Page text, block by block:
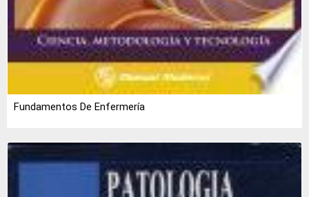
Fundamentos De Enfermería